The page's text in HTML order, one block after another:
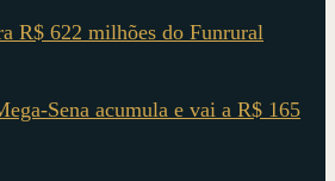
R$ 622 milhões do Funrural
Sena acumula e vai a R$ 165